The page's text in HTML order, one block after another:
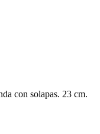
con solapas. 23 cm.